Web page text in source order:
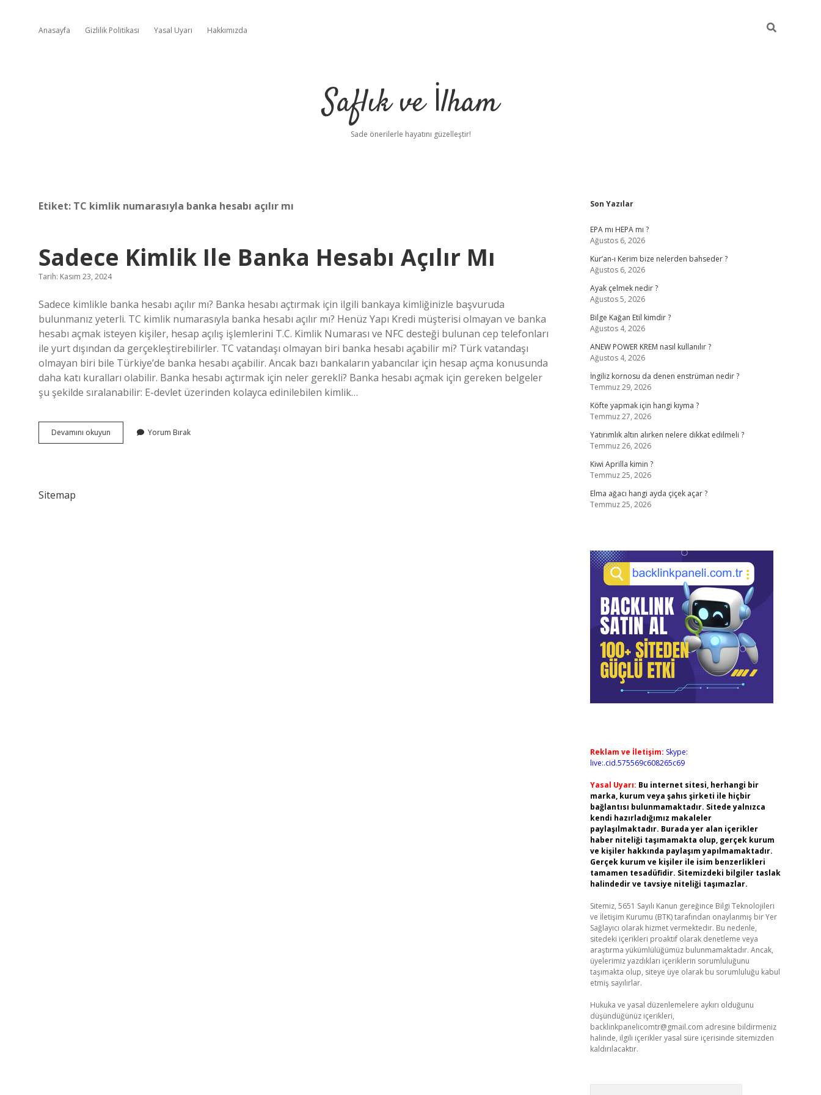
Anasayfa Gizlilik Politikası Yasal Uyarı Hakkımızda
Saflık ve İlham
Sade önerilerle hayatını güzelleştir!
Etiket: TC kimlik numarasıyla banka hesabı açılır mı
Sadece Kimlik Ile Banka Hesabı Açılır Mı
Tarih: Kasım 23, 2024
Sadece kimlikle banka hesabı açılır mı? Banka hesabı açtırmak için ilgili bankaya kimliğinizle başvuruda
bulunmanız yeterli. TC kimlik numarasıyla banka hesabı açılır mı? Henüz Yapı Kredi müşterisi olmayan ve banka
hesabı açmak isteyen kişiler, hesap açılış işlemlerini T.C. Kimlik Numarası ve NFC desteği bulunan cep telefonları
ile yurt dışından da gerçekleştirebilirler. TC vatandaşı olmayan biri banka hesabı açabilir mi? Türk vatandaşı
olmayan biri bile Türkiye’de banka hesabı açabilir. Ancak bazı bankaların yabancılar için hesap açma konusunda
daha katı kuralları olabilir. Banka hesabı açtırmak için neler gerekli? Banka hesabı açmak için gereken belgeler
şu şekilde sıralanabilir: E-devlet üzerinden kolayca edinilebilen kimlik…
Devamını okuyun
Kimlik
Yorum Bırak
Sitemap
Sidebar
Son Yazılar
EPA mı HEPA mı ?
Ağustos 6, 2026
Kur’an-ı Kerim bize nelerden bahseder ?
Ağustos 6, 2026
Ayak çelmek nedir ?
Ağustos 5, 2026
Bilge Kağan Etil kimdir ?
Ağustos 4, 2026
ANEW POWER KREM nasıl kullanılır ?
Ağustos 4, 2026
İngiliz kornosu da denen enstrüman nedir ?
Temmuz 29, 2026
Köfte yapmak için hangi kıyma ?
Temmuz 27, 2026
Yatırımlık altın alırken nelere dikkat edilmeli ?
Temmuz 26, 2026
Kiwi Aprilla kimin ?
Temmuz 25, 2026
Elma ağacı hangi ayda çiçek açar ?
Temmuz 25, 2026
Reklam ve İletişim: Skype:
live:.cid.575569c608265c69
Yasal Uyarı: Bu internet sitesi, herhangi bir
marka, kurum veya şahıs şirketi ile hiçbir
bağlantısı bulunmamaktadır. Sitede yalnızca
kendi hazırladığımız makaleler
paylaşılmaktadır. Burada yer alan içerikler
haber niteliği taşımamakta olup, gerçek kurum
ve kişiler hakkında paylaşım yapılmamaktadır.
Gerçek kurum ve kişiler ile isim benzerlikleri
tamamen tesadüfidir. Sitemizdeki bilgiler taslak
halindedir ve tavsiye niteliği taşımazlar.
Sitemiz, 5651 Sayılı Kanun gereğince Bilgi Teknolojileri
ve İletişim Kurumu (BTK) tarafından onaylanmış bir Yer
Sağlayıcı olarak hizmet vermektedir. Bu nedenle,
sitedeki içerikleri proaktif olarak denetleme veya
araştırma yükümlülüğümüz bulunmamaktadır. Ancak,
üyelerimiz yazdıkları içeriklerin sorumluluğunu
taşımakta olup, siteye üye olarak bu sorumluluğu kabul
etmiş sayılırlar.
Hukuka ve yasal düzenlemelere aykırı olduğunu
düşündüğünüz içerikleri,
backlinkpanelicomtr@gmail.com adresine bildirmeniz
halinde, ilgili içerikler yasal süre içerisinde sitemizden
kaldırılacaktır.